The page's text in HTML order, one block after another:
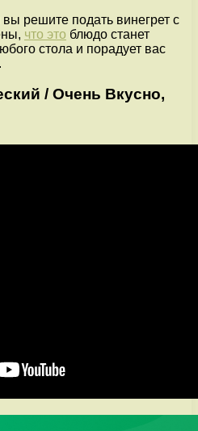
решите подать винегрет с
что это блюдо станет
стола и порадует вас
/ Очень Вкусно,